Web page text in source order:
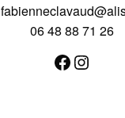
06 48 88 71 26
Facebook Instagram